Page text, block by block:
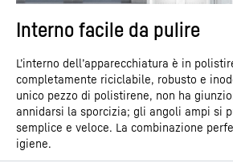
Interno facile da pulire
L’interno dell’apparecchiatura è in
completamente riciclabile, robusto e
unico pezzo di polistirene, non ha
annidarsi la sporcizia; gli angoli ampi si
semplice e veloce. La combinazione
igiene.